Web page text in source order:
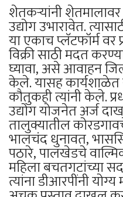
शेतकऱ्यांनी शेतमालावर
उद्योग उभारावेत.
या एकाच प्लॅटफॉर्म वर
विक्री साठी मदत
घ्यावा, असे आवाहन
केले. यासह
कौतुकही त्यांनी केले.
उद्योग योजनेत अर्ज
तालुक्यातील
भालचंद धुनावत,
पठारे, पालखेडचे
महिला बचतगटांच्या
त्यांना डीआरपींनी